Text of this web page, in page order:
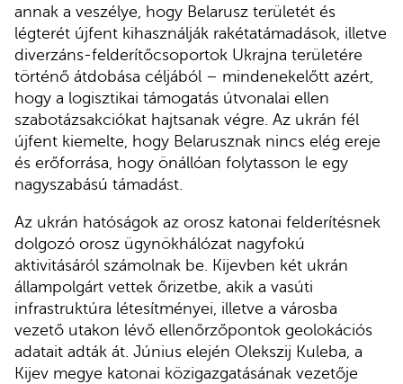
annak a veszélye, hogy Belarusz területét és
légterét újfent kihasználják rakétatámadások, illetve
diverzáns-felderítőcsoportok Ukrajna területére
történő átdobása céljából – mindenekelőtt azért,
hogy a logisztikai támogatás útvonalai ellen
szabotázsakciókat hajtsanak végre. Az ukrán fél
újfent kiemelte, hogy Belarusznak nincs elég ereje
és erőforrása, hogy önállóan folytasson le egy
nagyszabású támadást.
Az ukrán hatóságok az orosz katonai felderítésnek
dolgozó orosz ügynökhálózat nagyfokú
aktivitásáról számolnak be. Kijevben két ukrán
állampolgárt vettek őrizetbe, akik a vasúti
infrastruktúra létesítményei, illetve a városba
vezető utakon lévő ellenőrzőpontok geolokációs
adatait adták át. Június elején Olekszij Kuleba, a
Kijev megye katonai közigazgatásának vezetője